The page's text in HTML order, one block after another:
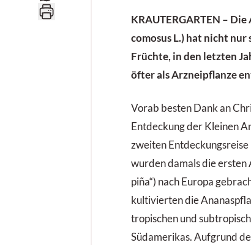
KRAUTERGARTEN – Die
comosus L.) hat nicht
Früchte, in den letzten
öfter als Arzneipflanze
Vorab besten Dank an
Entdeckung der Kleinen
zweiten
wurden damals die ersten
piña“) nach Europa
kultivierten die
tropischen und
Südamerikas. Aufgrund